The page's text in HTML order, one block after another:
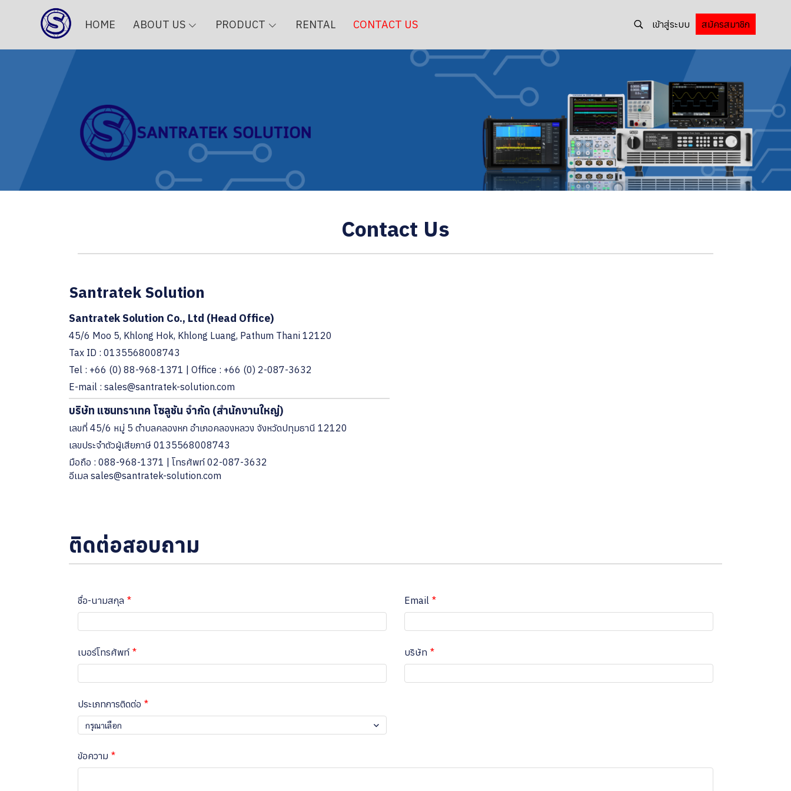
HOME ABOUT US PRODUCT RENTAL CONTACT US เข้าสู่ระบบ สมัครสมาชิก
Contact Us
Santratek Solution
Santratek Solution Co., Ltd (Head Office)
45/6 Moo 5, Khlong Hok, Khlong Luang, Pathum Thani 12120
Tax ID : 0135568008743
Tel : +66 (0) 88-968-1371 | Office : +66 (0) 2-087-3632
E-mail : s ales@santratek-solution.com
บริษัท แซนทราเทค โซลูชัน จำกัด (สำนักงานใหญ่)
เลขที่ 45/6 หมู่ 5 ตำบลคลองหก อำเภอคลองหลวง จังหวัดปทุมธานี 12120
เลขประจำตัวผู้เสียภาษี 0135568008743
มือถือ : 088-968-1371 | โทรศัพท์ 02-087-3632
อีเมล s ales@santratek-solution.com
ติดต่อสอบถาม
ชื่อ-นามสกุล Email
เบอร์โทรศัพท์ บริษัท
ประเภทการติดต่อ
กรุณาเลือก
ข้อความ